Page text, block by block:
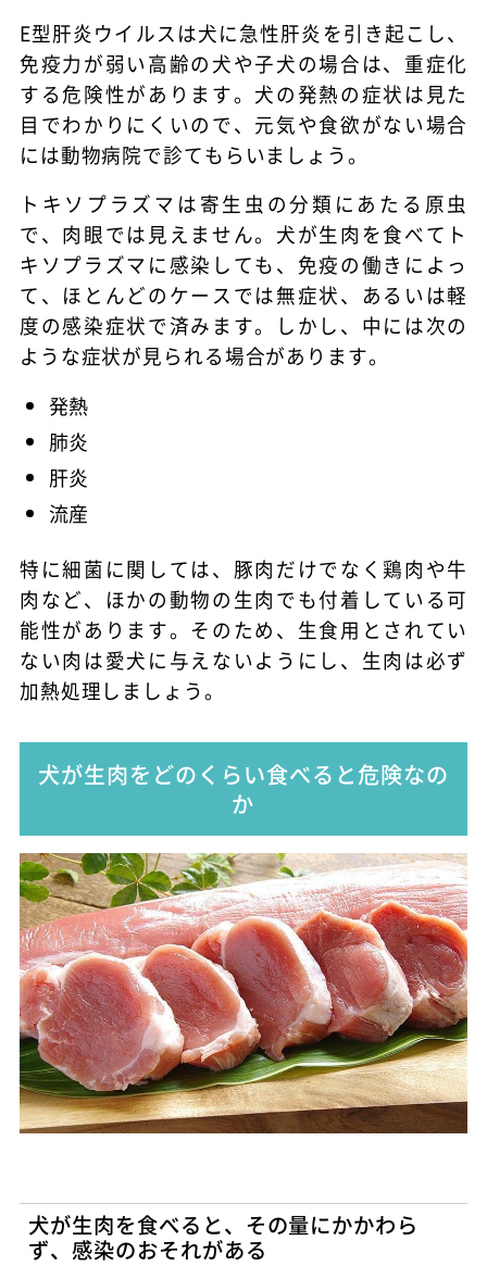
E型肝炎ウイルスは犬に急性肝炎を引き起こし、
免疫力が弱い高齢の犬や子犬の場合は、重症化
する危険性があります。犬の発熱の症状は見た
目でわかりにくいので、元気や食欲がない場合
には動物病院で診てもらいましょう。
トキソプラズマは寄生虫の分類にあたる原虫
で、肉眼では見えません。犬が生肉を食べてト
キソプラズマに感染しても、免疫の働きによっ
て、ほとんどのケースでは無症状、あるいは軽
度の感染症状で済みます。しかし、中には次の
ような症状が見られる場合があります。
発熱
肺炎
肝炎
流産
特に細菌に関しては、豚肉だけでなく鶏肉や牛
肉など、ほかの動物の生肉でも付着している可
能性があります。そのため、生食用とされてい
ない肉は愛犬に与えないようにし、生肉は必ず
加熱処理しましょう。
犬が生肉をどのくらい食べると危険なの
か
犬が生肉を食べると、その量にかかわら
ず、感染のおそれがある